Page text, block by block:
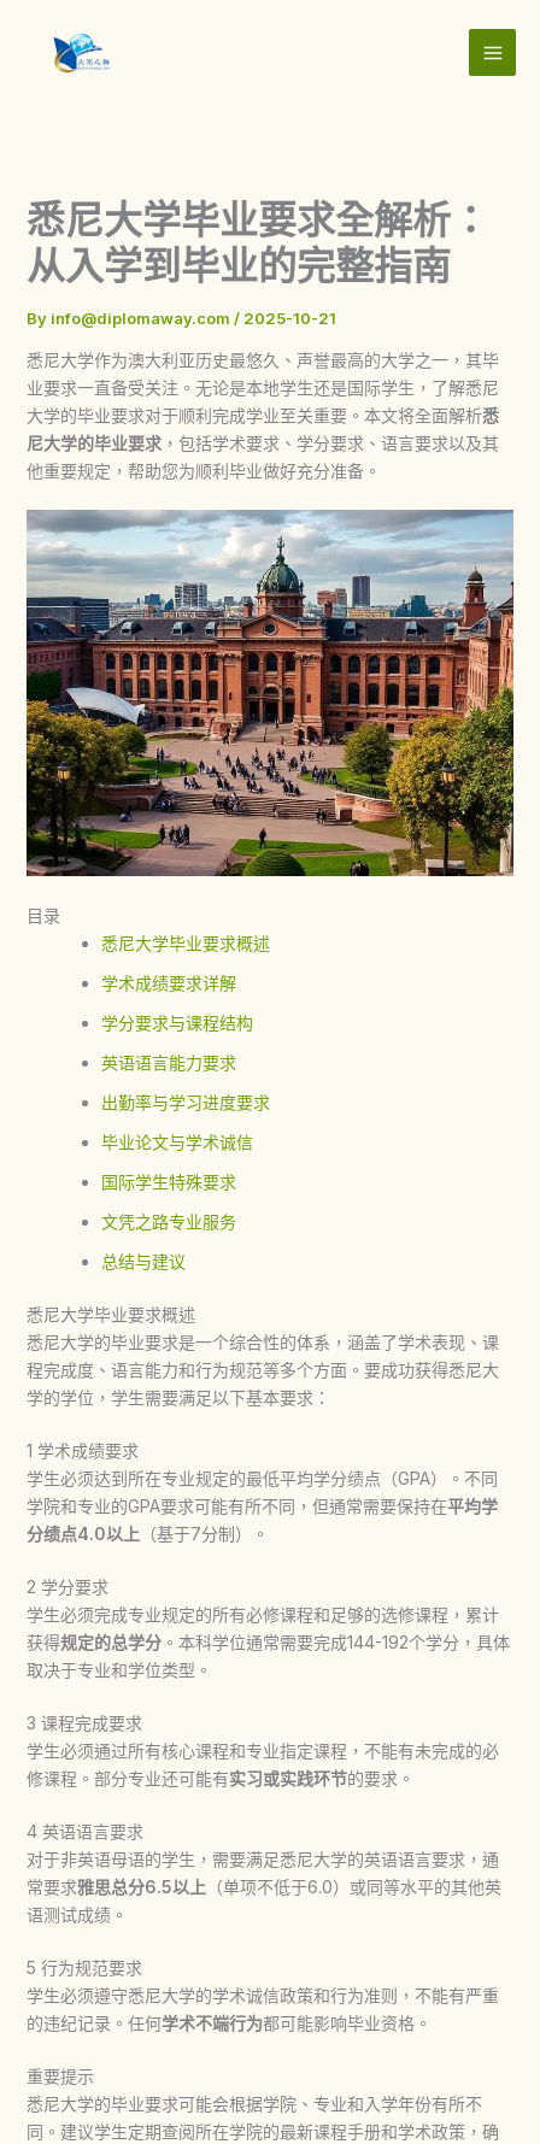
content
悉尼大学毕业要求全解析：
从入学到毕业的完整指南
By info@diplomaway.com / 2025-10-21
悉尼大学作为澳大利亚历史最悠久、声誉最高的大学之一，其毕
业要求一直备受关注。无论是本地学生还是国际学生，了解悉尼
大学的毕业要求对于顺利完成学业至关重要。本文将全面解析悉
尼大学的毕业要求，包括学术要求、学分要求、语言要求以及其
他重要规定，帮助您为顺利毕业做好充分准备。
目录
悉尼大学毕业要求概述
学术成绩要求详解
学分要求与课程结构
英语语言能力要求
出勤率与学习进度要求
毕业论文与学术诚信
国际学生特殊要求
文凭之路专业服务
总结与建议
悉尼大学毕业要求概述
悉尼大学的毕业要求是一个综合性的体系，涵盖了学术表现、课
程完成度、语言能力和行为规范等多个方面。要成功获得悉尼大
学的学位，学生需要满足以下基本要求：
1 学术成绩要求
学生必须达到所在专业规定的最低平均学分绩点（GPA）。不同
学院和专业的GPA要求可能有所不同，但通常需要保持在平均学
分绩点4.0以上 （基于7分制）。
2 学分要求
学生必须完成专业规定的所有必修课程和足够的选修课程，累计
获得规定的总学分。本科学位通常需要完成144-192个学分，具体
取决于专业和学位类型。
3 课程完成要求
学生必须通过所有核心课程和专业指定课程，不能有未完成的必
修课程。部分专业还可能有实习或实践环节的要求。
4 英语语言要求
对于非英语母语的学生，需要满足悉尼大学的英语语言要求，通
常要求雅思总分6.5以上 （单项不低于6.0）或同等水平的其他英
语测试成绩。
5 行为规范要求
学生必须遵守悉尼大学的学术诚信政策和行为准则，不能有严重
的违纪记录。任何学术不端行为都可能影响毕业资格。
重要提示
悉尼大学的毕业要求可能会根据学院、专业和入学年份有所不
同。建议学生定期查阅所在学院的最新课程手册和学术政策，确